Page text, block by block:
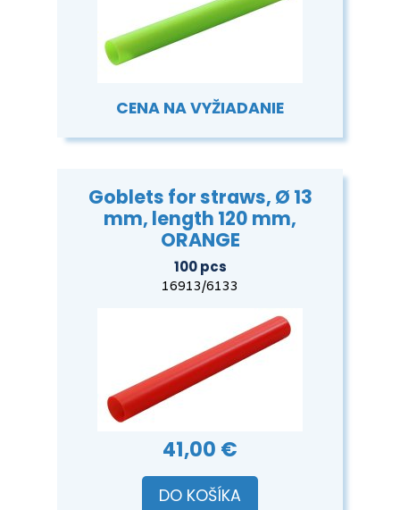
CENA NA VYŽIADANIE
Goblets for straws, Ø 13
mm, length 120 mm,
ORANGE
100 pcs
16913/6133
41,00 €
DO KOŠÍKA